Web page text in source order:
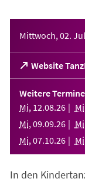
Mittwoch, 02.
Website
(Öffnet
in
einem
neuen
Tab)
Weitere Termine
Mi, 12.08.26 Mi
Mi, 09.09.26 Mi
Mi, 07.10.26 Mi
In den